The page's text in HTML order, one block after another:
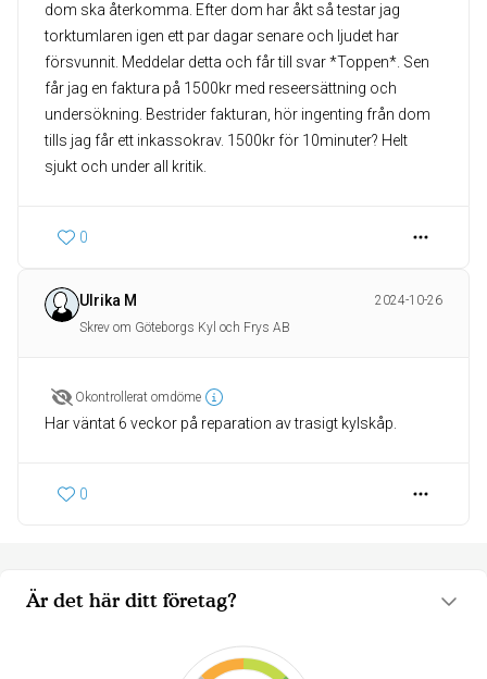
Är det här ditt företag?
dom ska återkomma. Efter dom har åkt så testar jag
torktumlaren igen ett par dagar senare och ljudet har
försvunnit. Meddelar detta och får till svar *Toppen*. Sen
får jag en faktura på 1500kr med reseersättning och
undersökning. Bestrider fakturan, hör ingenting från dom
tills jag får ett inkassokrav. 1500kr för 10minuter? Helt
0
Ulrika M
2024-10-26
Skrev om Göteborgs Kyl och Frys AB
Okontrollerat omdöme
Har väntat 6 veckor på reparation av trasigt kylskåp.
0